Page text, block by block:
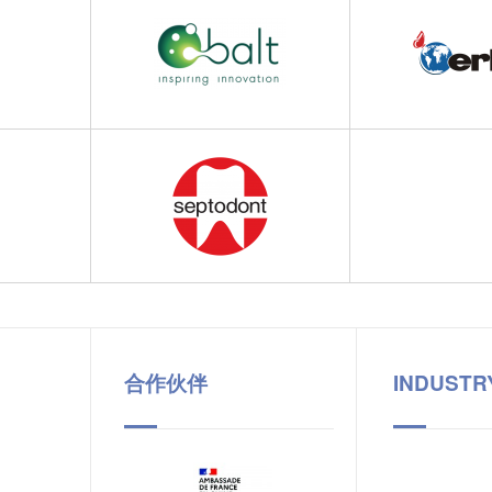
合作伙伴